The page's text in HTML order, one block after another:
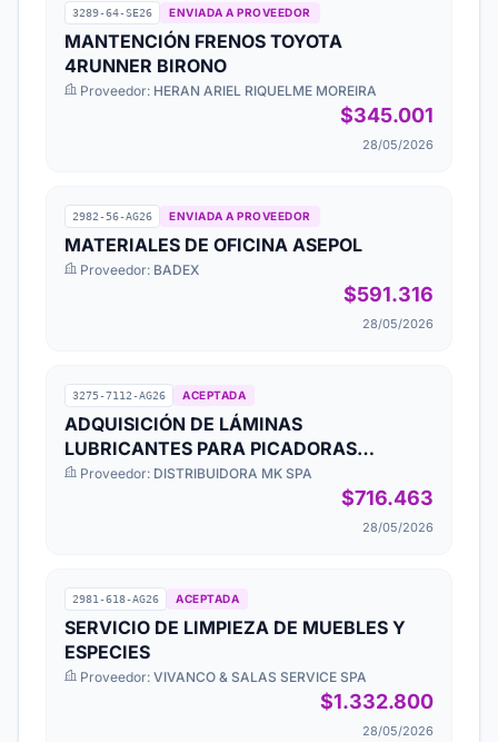
3289-64-SE26 ENVIADA A PROVEEDOR
MANTENCIÓN FRENOS TOYOTA
4RUNNER BIRONO
Proveedor: HERAN ARIEL RIQUELME MOREIRA
$345.001
28/05/2026
2982-56-AG26 ENVIADA A PROVEEDOR
MATERIALES DE OFICINA ASEPOL
Proveedor: BADEX
$591.316
28/05/2026
3275-7112-AG26 ACEPTADA
ADQUISICIÓN DE LÁMINAS
LUBRICANTES PARA PICADORAS
PROLAD
Proveedor: DISTRIBUIDORA MK SPA
$716.463
28/05/2026
2981-618-AG26 ACEPTADA
SERVICIO DE LIMPIEZA DE MUEBLES Y
ESPECIES
Proveedor: VIVANCO & SALAS SERVICE SPA
$1.332.800
28/05/2026